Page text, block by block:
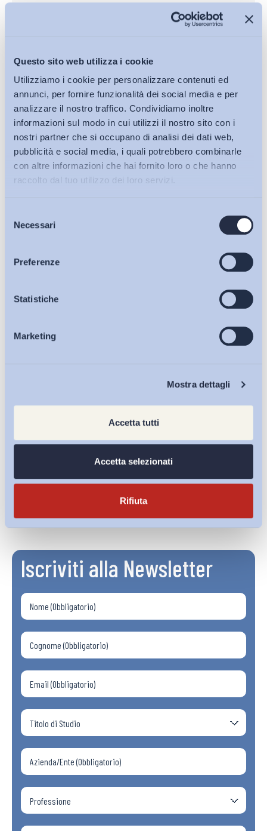
Questo sito web utilizza i cookie
Utilizziamo i cookie per personalizzare contenuti ed
annunci, per fornire funzionalità dei social media e per
analizzare il nostro traffico. Condividiamo inoltre
informazioni sul modo in cui utilizzi il nostro sito con i
nostri partner che si occupano di analisi dei dati web,
pubblicità e social media, i quali potrebbero combinarle
con altre informazioni che hai fornito loro o che hanno
raccolto dal tuo utilizzo dei loro servizi.
delNecessari
Preferenze
Statistiche
Marketing
Mostra dettagli
Accetta tutti
Accetta selezionati
Rifiuta
Bollettini ADAPT
Articoli
Osservatori
Eventi
L’effetto dell’integrazione sociale e linguistica sul
empiriche sui principali fattori di...
INAPP
Iscriviti alla Newsletter